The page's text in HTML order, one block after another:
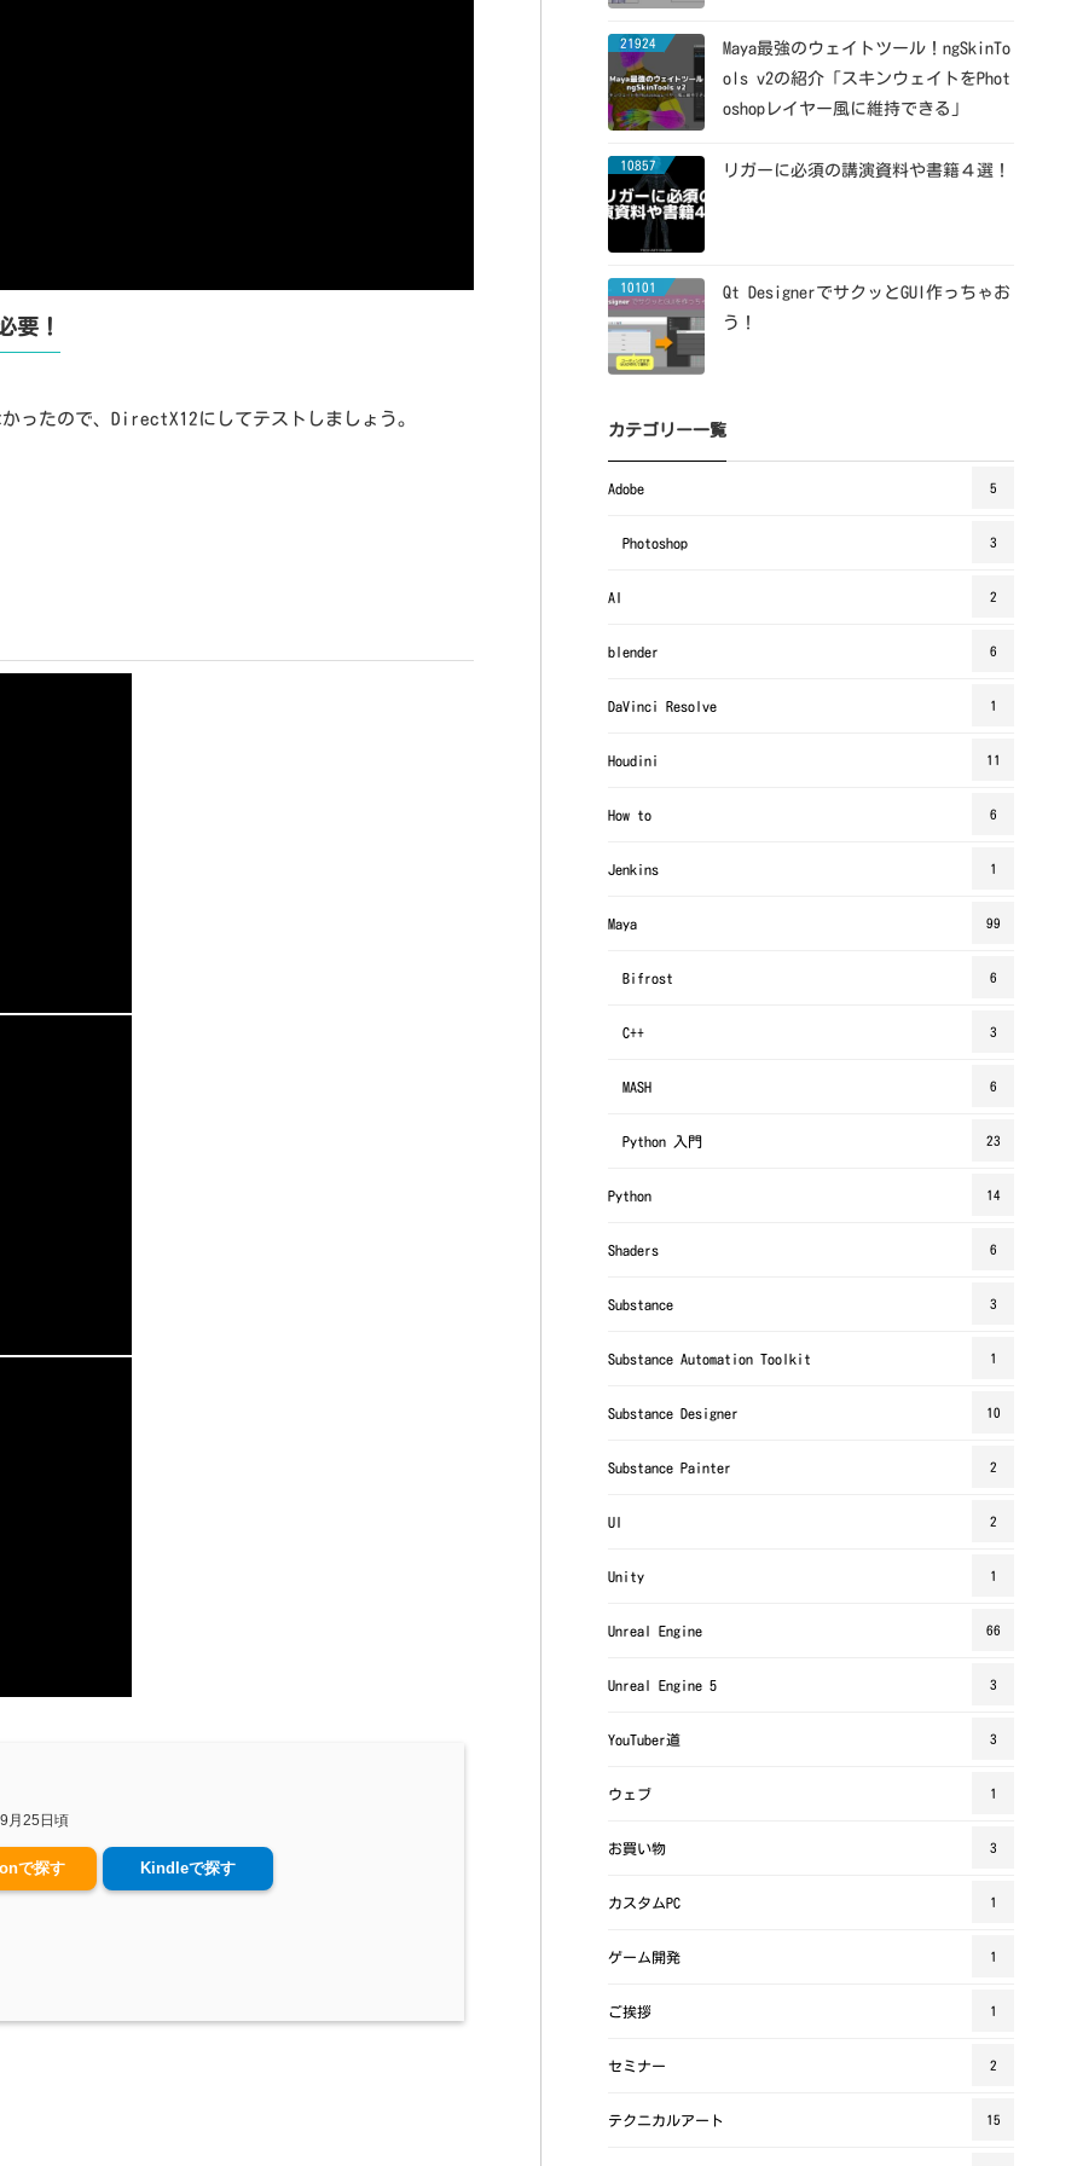
要！
たので、DirectX12にしてテストしましょう。
月25日頃
で探す Kindleで探す
21924
Maya最強のウェイトツール！ngSkinTo
ols v2の紹介「スキンウェイトをPhot
oshopレイヤー風に維持できる」
10857 リガーに必須の講演資料や書籍４選！
10101
Qt DesignerでサクッとGUI作っちゃお
う！
カテゴリー一覧
Adobe 5
Photoshop 3
AI 2
blender 6
DaVinci Resolve 1
Houdini 11
How to 6
Jenkins 1
Maya 99
Bifrost 6
C++ 3
MASH 6
Python 入門 23
Python 14
Shaders 6
Substance 3
Substance Automation Toolkit 1
Substance Designer 10
Substance Painter 2
UI 2
Unity 1
Unreal Engine 66
Unreal Engine 5 3
YouTuber道 3
ウェブ 1
お買い物 3
カスタムPC 1
ゲーム開発 1
ご挨拶 1
セミナー 2
テクニカルアート 15